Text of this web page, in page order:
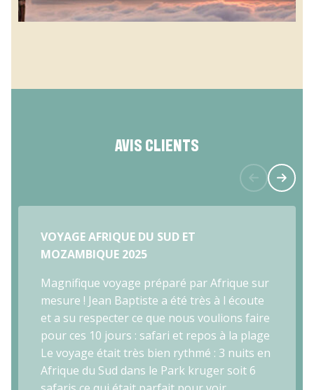
AVIS CLIENTS
VOYAGE AFRIQUE DU SUD ET
MOZAMBIQUE 2025
Magnifique voyage préparé par Afrique sur
mesure ! Jean Baptiste a été très à l écoute
et a su respecter ce que nous voulions faire
pour ces 10 jours : safari et repos à la plage
Le voyage était très bien rythmé : 3 nuits en
Afrique du Sud dans le Park kruger soit 6